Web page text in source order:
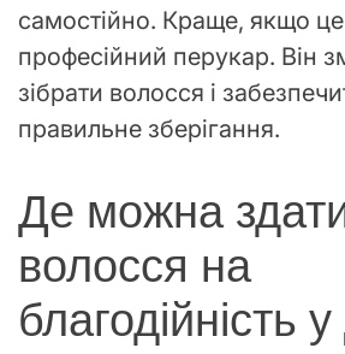
самостійно. Краще, якщо
професійний перукар. Він
зібрати волосся і
правильне зберігання.
Де можна
волосся на
благодійність у